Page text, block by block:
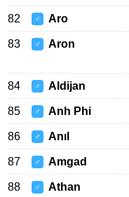
82 ♂ Aro
83 ♂ Aron
84 ♂ Aldijan
85 ♂ Anh Phi
86 ♂ Anıl
87 ♂ Amgad
88 ♂ Athan